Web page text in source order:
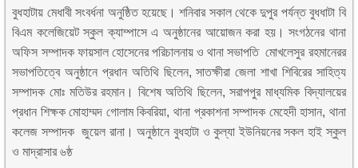
বুধহাটায় মেধাবী সংবর্ধনা অনুষ্ঠিত হয়েছে। শনিবার সকাল থেকে দুপুর পর্যন্ত বুধধাটা বি
বিএম কলেজিয়েট স্কুল ক্যাম্পাসে এ অনুষ্ঠানের আয়োজন করা হয়। সংগঠনের থানা
অফিস সম্পাদক ফায়সাল হোসেনের পরিচালনায় ও থানা সভাপতি মোখলেসুর রহমানেরর
সভাপতিত্বে অনুষ্ঠানে প্রধান অতিথি ছিলেন, সাতক্ষীরা জেলা শাখা শিবিরের সাহিত্য
সম্পাদক মোঃ মতিউর রহমান। বিশেষ অতিথি ছিলেন, সরাপপুর মাধ্যমিক বিদ্যালয়ের
প্রধান শিক্ষক মোহাম্মদ গোলাম কিবরিয়া, থানা প্রকাশনা সম্পাদক মেহেদী হাসান, থানা
কলেজ সম্পাদক জুয়েল রানা। অনুষ্ঠানে বুধহাটা ও কুল্যা ইউনিয়নের সকল হাই স্কুল
ও মাদ্রাসার ৬ষ্ঠ